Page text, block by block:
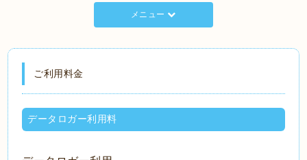
メニュー
ご利用料金
データロガー利用料